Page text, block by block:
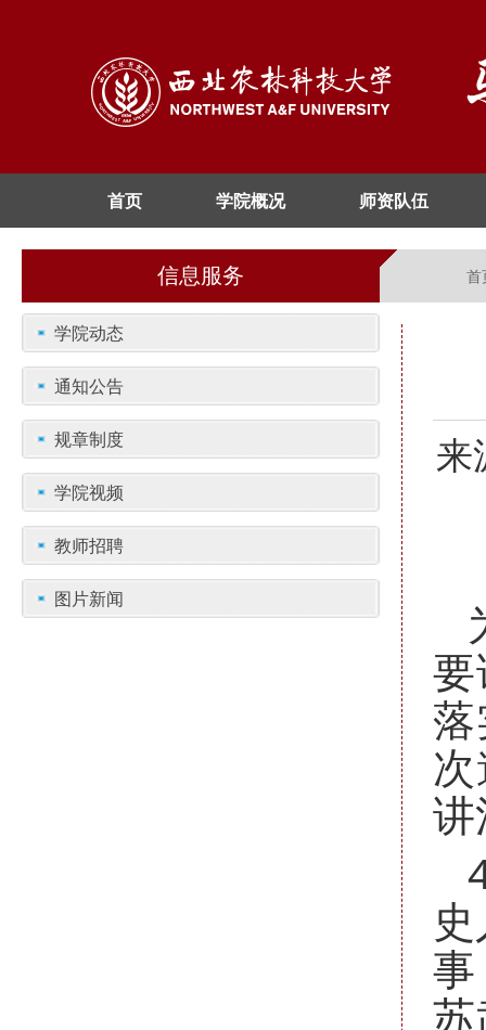
首页 学院概况 师资队伍
信息服务 首
学院动态
通知公告
规章制度
学院视频
教师招聘
图片新闻
来